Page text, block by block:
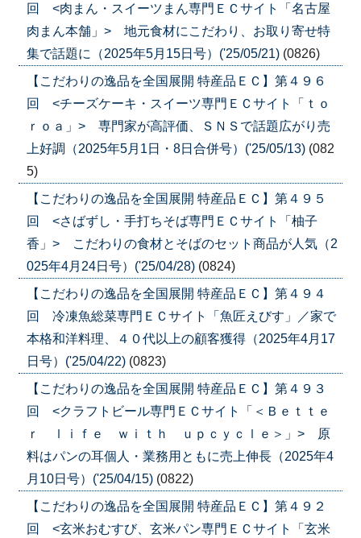
回 <肉まん・スイーツまん専門ＥＣサイト「名古屋
肉まん本舗」> 地元食材にこだわり、お取り寄せ特
集で話題に（2025年5月15日号）('25/05/21) (0826)
【こだわりの逸品を全国展開 特産品ＥＣ】第４９６
回 <チーズケーキ・スイーツ専門ＥＣサイト「ｔｏ
ｒｏａ」> 専門家が高評価、ＳＮＳで話題広がり売
上好調（2025年5月1日・8日合併号）('25/05/13) (082
5)
【こだわりの逸品を全国展開 特産品ＥＣ】第４９５
回 <さばずし・手打ちそば専門ＥＣサイト「柚子
香」> こだわりの食材とそばのセット商品が人気（2
025年4月24日号）('25/04/28) (0824)
【こだわりの逸品を全国展開 特産品ＥＣ】第４９４
回 冷凍魚総菜専門ＥＣサイト「魚匠えびす」／家で
本格和洋料理、４０代以上の顧客獲得（2025年4月17
日号）('25/04/22) (0823)
【こだわりの逸品を全国展開 特産品ＥＣ】第４９３
回 <クラフトビール専門ＥＣサイト「＜Ｂｅｔｔｅ
ｒ ｌｉｆｅ ｗｉｔｈ ｕｐｃｙｃｌｅ＞」> 原
料はパンの耳個人・業務用ともに売上伸長（2025年4
月10日号）('25/04/15) (0822)
【こだわりの逸品を全国展開 特産品ＥＣ】第４９２
回 <玄米おむすび、玄米パン専門ＥＣサイト「玄米